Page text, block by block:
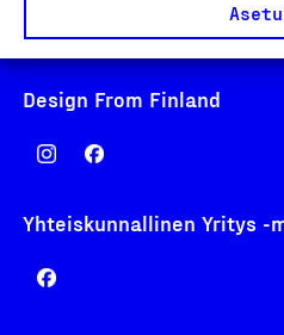
Design From Finland
Yhteiskunnallinen Yritys -